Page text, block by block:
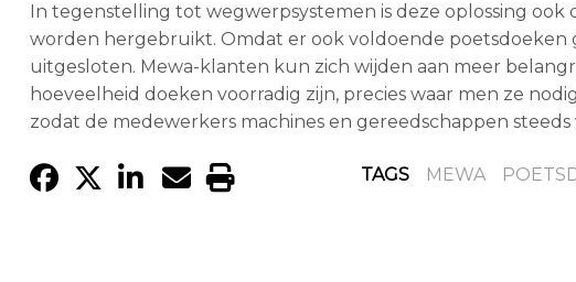
In tegenstelling tot wegwerpsystemen is deze oplossing
worden hergebruikt. Omdat er ook voldoende
uitgesloten. Mewa-klanten kun zich wijden aan meer
hoeveelheid doeken voorradig zijn, precies waar men ze
zodat de medewerkers machines en gereedschappen
TAGS MEWA